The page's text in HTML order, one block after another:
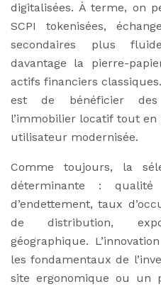
digitalisées. À terme, on
SCPI tokenisées,
secondaires plus
davantage la pierre-
actifs financiers
est de bénéficier
l’immobilier locatif tout en
utilisateur modernisée.
Comme toujours, la
déterminante :
d’endettement, taux
de distribution,
géographique.
les fondamentaux de
site ergonomique ou un